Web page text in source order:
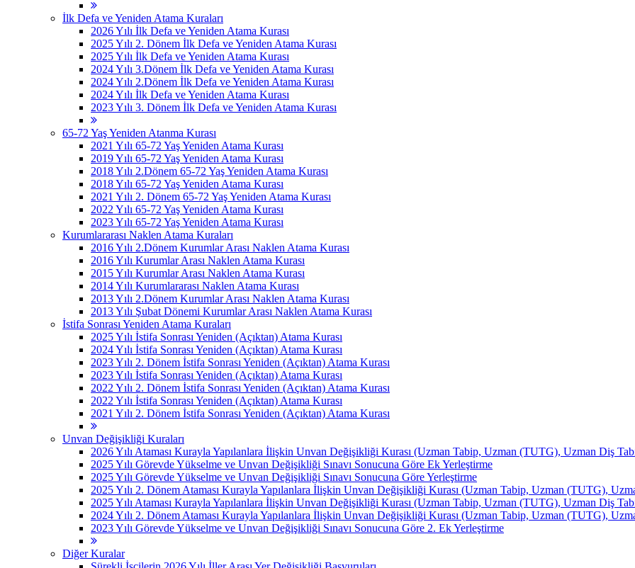
İlk Defa ve Yeniden Atama Kuraları
2026 Yılı İlk Defa ve Yeniden Atama Kurası
2025 Yılı 2. Dönem İlk Defa ve Yeniden Atama Kurası
2025 Yılı İlk Defa ve Yeniden Atama Kurası
2024 Yılı 3.Dönem İlk Defa ve Yeniden Atama Kurası
2024 Yılı 2.Dönem İlk Defa ve Yeniden Atama Kurası
2024 Yılı İlk Defa ve Yeniden Atama Kurası
2023 Yılı 3. Dönem İlk Defa ve Yeniden Atama Kurası
65-72 Yaş Yeniden Atanma Kurası
2021 Yılı 65-72 Yaş Yeniden Atama Kurası
2019 Yılı 65-72 Yaş Yeniden Atama Kurası
2018 Yılı 2.Dönem 65-72 Yaş Yeniden Atama Kurası
2018 Yılı 65-72 Yaş Yeniden Atama Kurası
2021 Yılı 2. Dönem 65-72 Yaş Yeniden Atama Kurası
2022 Yılı 65-72 Yaş Yeniden Atama Kurası
2023 Yılı 65-72 Yaş Yeniden Atama Kurası
Kurumlararası Naklen Atama Kuraları
2016 Yılı 2.Dönem Kurumlar Arası Naklen Atama Kurası
2016 Yılı Kurumlar Arası Naklen Atama Kurası
2015 Yılı Kurumlar Arası Naklen Atama Kurası
2014 Yılı Kurumlararası Naklen Atama Kurası
2013 Yılı 2.Dönem Kurumlar Arası Naklen Atama Kurası
2013 Yılı Şubat Dönemi Kurumlar Arası Naklen Atama Kurası
İstifa Sonrası Yeniden Atama Kuraları
2025 Yılı İstifa Sonrası Yeniden (Açıktan) Atama Kurası
2024 Yılı İstifa Sonrası Yeniden (Açıktan) Atama Kurası
2023 Yılı 2. Dönem İstifa Sonrası Yeniden (Açıktan) Atama Kurası
2023 Yılı İstifa Sonrası Yeniden (Açıktan) Atama Kurası
2022 Yılı 2. Dönem İstifa Sonrası Yeniden (Açıktan) Atama Kurası
2022 Yılı İstifa Sonrası Yeniden (Açıktan) Atama Kurası
2021 Yılı 2. Dönem İstifa Sonrası Yeniden (Açıktan) Atama Kurası
Unvan Değişikliği Kuraları
2026 Yılı Ataması Kurayla Yapılanlara İlişkin Unvan Değişikliği Kurası (Uzman Tabip, Uzman (TUTG), Uzman Diş
2025 Yılı Görevde Yükselme ve Unvan Değişikliği Sınavı Sonucuna Göre Ek Yerleştirme
2025 Yılı Görevde Yükselme ve Unvan Değişikliği Sınavı Sonucuna Göre Yerleştirme
2025 Yılı 2. Dönem Ataması Kurayla Yapılanlara İlişkin Unvan Değişikliği Kurası (Uzman Tabip, Uzman (TUTG),
2025 Yılı Ataması Kurayla Yapılanlara İlişkin Unvan Değişikliği Kurası (Uzman Tabip, Uzman (TUTG), Uzman Diş
2024 Yılı 2. Dönem Ataması Kurayla Yapılanlara İlişkin Unvan Değişikliği Kurası (Uzman Tabip, Uzman (TUTG),
2023 Yılı Görevde Yükselme ve Unvan Değişikliği Sınavı Sonucuna Göre 2. Ek Yerleştirme
Diğer Kuralar